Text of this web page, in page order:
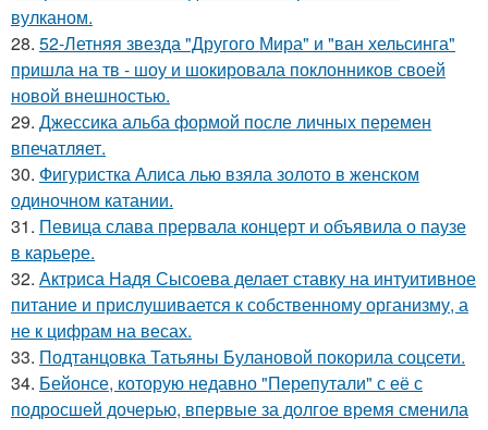
вулканом.
28. 52-Летняя звезда "Другого Мира" и "ван хельсинга"
пришла на тв - шоу и шокировала поклонников своей
новой внешностью.
29. Джессика альба формой после личных перемен
впечатляет.
30. Фигуристка Алиса лью взяла золото в женском
одиночном катании.
31. Певица слава прервала концерт и объявила о паузе
в карьере.
32. Актриса Надя Сысоева делает ставку на интуитивное
питание и прислушивается к собственному организму, а
не к цифрам на весах.
33. Подтанцовка Татьяны Булановой покорила соцсети.
34. Бейонсе, которую недавно "Перепутали" с её с
подросшей дочерью, впервые за долгое время сменила